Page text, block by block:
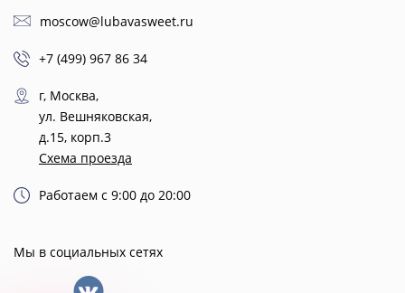
moscow@lubavasweet.ru
+7 (499) 967 86 34
г, Москва,
ул. Вешняковская,
д.15, корп.3
Схема проезда
Работаем с 9:00 до 20:00
Мы в социальных сетях